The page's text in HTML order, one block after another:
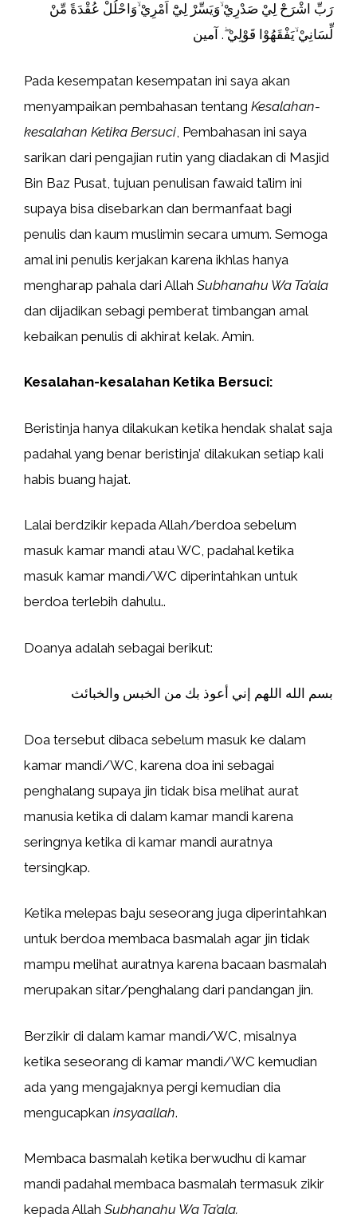
رَبِّ اشْرَحْ لِيْ صَدْرِيْ ۙوَيَسِّرْ لِيْٓ اَمْرِيْ ۙوَاحْلُلْ عُقْدَةً مِّنْ
لِّسَانِيْ ۙيَفْقَهُوْا قَوْلِيْ ۖ. آمين
Pada kesempatan kesempatan ini saya akan
menyampaikan pembahasan tentang Kesalahan-
kesalahan Ketika Bersuci , Pembahasan ini saya
sarikan dari pengajian rutin yang diadakan di Masjid
Bin Baz Pusat, tujuan penulisan fawaid ta’lim ini
supaya bisa disebarkan dan bermanfaat bagi
penulis dan kaum muslimin secara umum. Semoga
amal ini penulis kerjakan karena ikhlas hanya
mengharap pahala dari Allah Subhanahu Wa Ta’ala
dan dijadikan sebagi pemberat timbangan amal
kebaikan penulis di akhirat kelak. Amin.
Kesalahan-kesalahan Ketika Bersuci:
Beristinja hanya dilakukan ketika hendak shalat saja
padahal yang benar beristinja’ dilakukan setiap kali
habis buang hajat.
Lalai berdzikir kepada Allah/berdoa sebelum
masuk kamar mandi atau WC, padahal ketika
masuk kamar mandi/WC diperintahkan untuk
berdoa terlebih dahulu..
Doanya adalah sebagai berikut:
بسم الله اللهم إني أعوذ بك من الخبس والخبائث
Doa tersebut dibaca sebelum masuk ke dalam
kamar mandi/WC, karena doa ini sebagai
penghalang supaya jin tidak bisa melihat aurat
manusia ketika di dalam kamar mandi karena
seringnya ketika di kamar mandi auratnya
tersingkap.
Ketika melepas baju seseorang juga diperintahkan
untuk berdoa membaca basmalah agar jin tidak
mampu melihat auratnya karena bacaan basmalah
merupakan sitar/penghalang dari pandangan jin.
Berzikir di dalam kamar mandi/WC, misalnya
ketika seseorang di kamar mandi/WC kemudian
ada yang mengajaknya pergi kemudian dia
mengucapkan insyaallah.
Membaca basmalah ketika berwudhu di kamar
mandi padahal membaca basmalah termasuk zikir
kepada Allah Subhanahu Wa Ta’ala.